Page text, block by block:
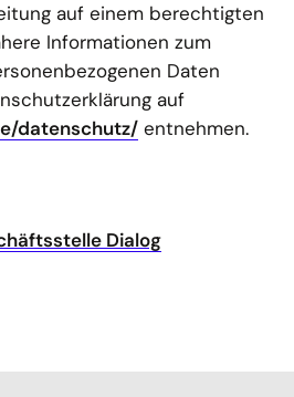
auf einem berechtigten
Informationen zum
Daten
auf
datenschutz/ entnehmen.
Dialog